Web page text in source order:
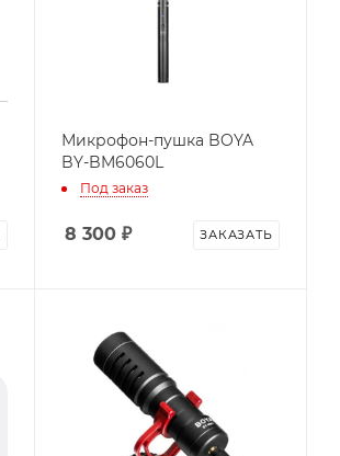
Микрофон-пушка BOYA
BY-BM6060L
Под заказ
8 300₽ ЗАКАЗАТЬ